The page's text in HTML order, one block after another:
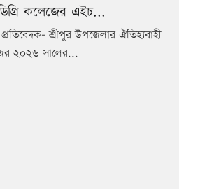
কলেজের এইচ...
শ্রীপুর উপজেলার ঐতিহ্যবাহী
২০২৬ সালের...